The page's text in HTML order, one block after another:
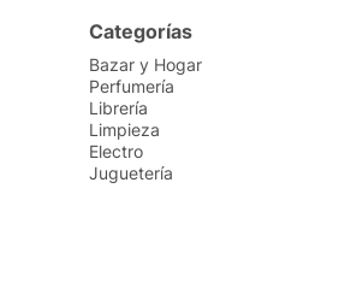
Categorías
Bazar y Hogar
Perfumería
Librería
Limpieza
Electro
Juguetería